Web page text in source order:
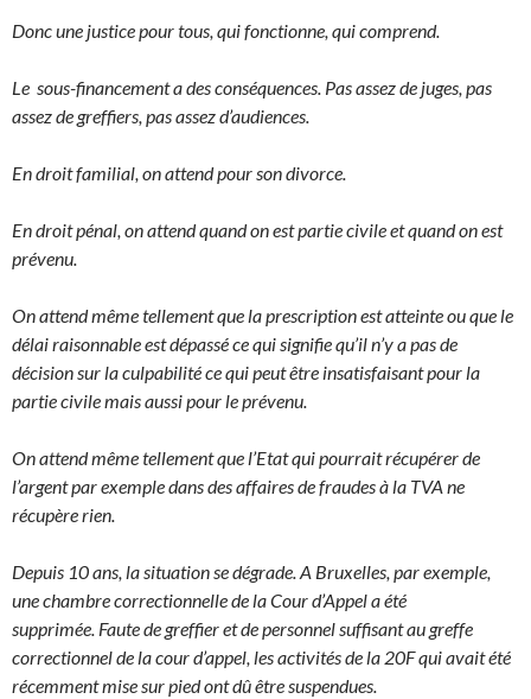
Donc une justice pour tous, qui fonctionne, qui comprend.
Le sous-financement a des conséquences. Pas assez de juges, pas
assez de greffiers, pas assez d’audiences.
En droit familial, on attend pour son divorce.
En droit pénal, on attend quand on est partie civile et quand on est
prévenu.
On attend même tellement que la prescription est atteinte ou que le
délai raisonnable est dépassé ce qui signifie qu’il n’y a pas de
décision sur la culpabilité ce qui peut être insatisfaisant pour la
partie civile mais aussi pour le prévenu.
On attend même tellement que l’Etat qui pourrait récupérer de
l’argent par exemple dans des affaires de fraudes à la TVA ne
récupère rien.
Depuis 10 ans, la situation se dégrade. A Bruxelles, par exemple,
une chambre correctionnelle de la Cour d’Appel a été
supprimée. Faute de greffier et de personnel suffisant au greffe
correctionnel de la cour d’appel, les activités de la 20F qui avait été
récemment mise sur pied ont dû être suspendues.